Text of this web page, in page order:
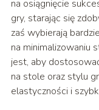
na osiągnięcie
gry, starając się
zaś wybierają
na minimalizowaniu
jest, aby
na stole oraz stylu
elastyczności i